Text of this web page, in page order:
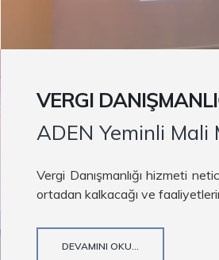
VERGI
ADEN Yeminli Mali
Vergi Danışmanlığı hizmeti
ortadan kalkacağı ve
DEVAMINI OKU...